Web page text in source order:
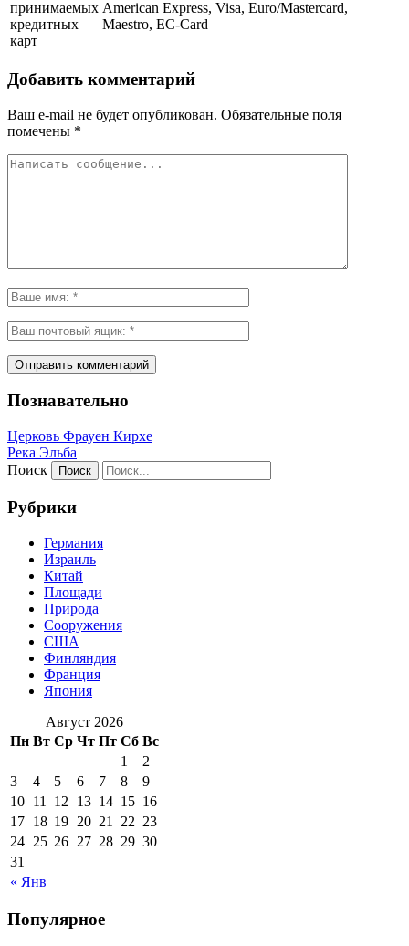
принимаемых
кредитных
карт
American Express, Visa, Euro/Mastercard,
Maestro, EC-Card
Добавить комментарий
Ваш e-mail не будет опубликован. Обязательные поля
помечены *
Познавательно
Церковь Фрауен Кирхе
Река Эльба
Поиск
Рубрики
Германия
Израиль
Китай
Площади
Природа
Сооружения
США
Финляндия
Франция
Япония
Август 2026
Пн Вт Ср Чт Пт Сб Вс
« Янв
1
2
3
4 5 6 7 8
9
10 11 12 13 14 15 16
17 18 19 20 21 22 23
24 25 26 27 28 29 30
31
Популярное